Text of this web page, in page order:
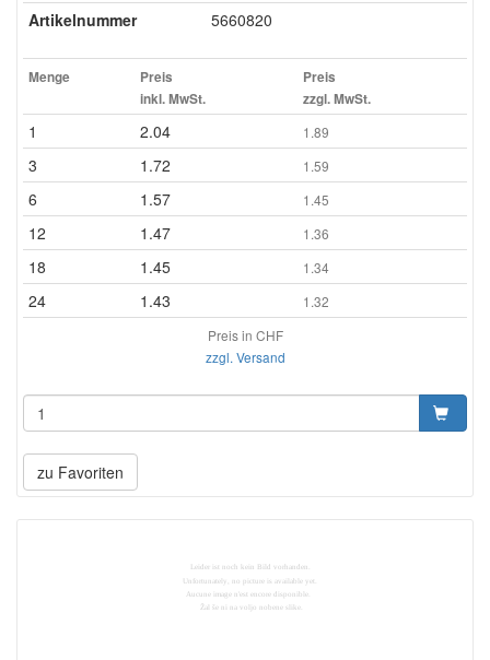
Artikelnummer
5660820
Menge
Preis
inkl. MwSt.
Preis
zzgl. MwSt.
1 2.04 1.89
3 1.72 1.59
6 1.57 1.45
12 1.47 1.36
18 1.45 1.34
24 1.43
1.32
Preis in CHF
zzgl. Versand
zu Favoriten